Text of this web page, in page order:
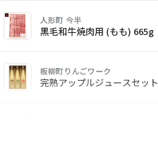
人形町 今半
黒毛和牛焼肉用 (もも) 665g
板柳町りんごワーク
完熟アップルジュースセット